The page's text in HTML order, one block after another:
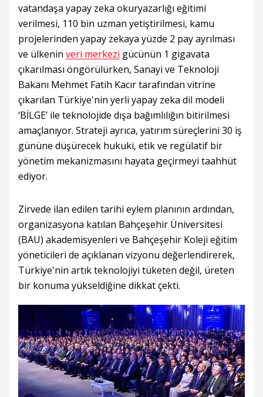
vatandaşa yapay zeka okuryazarlığı eğitimi
verilmesi, 110 bin uzman yetiştirilmesi, kamu
projelerinden yapay zekaya yüzde 2 pay ayrılması
ve ülkenin veri merkezi gücünün 1 gigavata
çıkarılması öngörülürken, Sanayi ve Teknoloji
Bakanı Mehmet Fatih Kacır tarafından vitrine
çıkarılan Türkiye'nin yerli yapay zeka dil modeli
‘BİLGE’ ile teknolojide dışa bağımlılığın bitirilmesi
amaçlanıyor. Strateji ayrıca, yatırım süreçlerini 30 iş
gününe düşürecek hukuki, etik ve regülatif bir
yönetim mekanizmasını hayata geçirmeyi taahhüt
ediyor.
Zirvede ilan edilen tarihi eylem planının ardından,
organizasyona katılan Bahçeşehir Üniversitesi
(BAU) akademisyenleri ve Bahçeşehir Koleji eğitim
yöneticileri de açıklanan vizyonu değerlendirerek,
Türkiye'nin artık teknolojiyi tüketen değil, üreten
bir konuma yükseldiğine dikkat çekti.